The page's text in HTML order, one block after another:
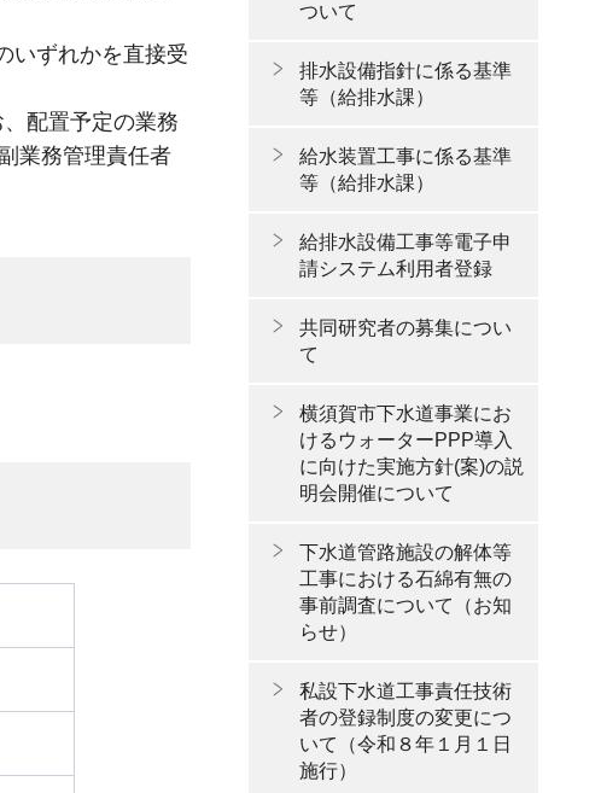
いずれかを直接受
配置予定の業務
業務管理責任者
ついて
排水設備指針に係る基準
等（給排水課）
給水装置工事に係る基準
等（給排水課）
給排水設備工事等電子申
請システム利用者登録
共同研究者の募集につい
て
横須賀市下水道事業にお
けるウォーターPPP導入
に向けた実施方針(案)の説
明会開催について
下水道管路施設の解体等
工事における石綿有無の
事前調査について（お知
らせ）
私設下水道工事責任技術
者の登録制度の変更につ
いて（令和８年１月１日
施行）